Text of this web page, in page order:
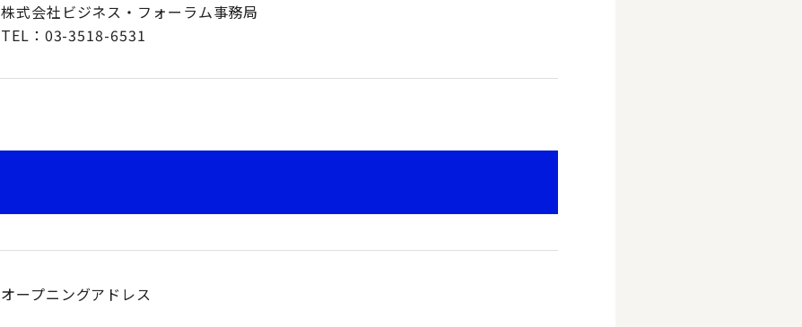
株式会社ビジネス・フォーラム事務局
TEL：03-3518-6531
オープニングアドレス